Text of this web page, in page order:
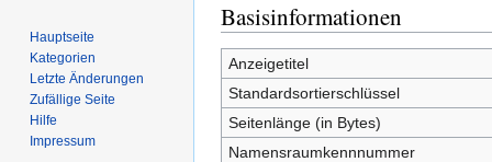
Zur
Navigation
springen
Zur
Suche
springen
Basisinformationen
Anzeigetitel
Standardsortierschlüssel
Seitenlänge (in Bytes)
Namensraumkennnummer
Hauptseite
Kategorien
Letzte Änderungen
Zufällige Seite
Hilfe
Impressum